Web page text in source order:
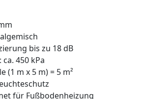
bis zu 18 dB
450 kPa
(1 m x 5 m) = 5 m²
für Fußbodenheizung